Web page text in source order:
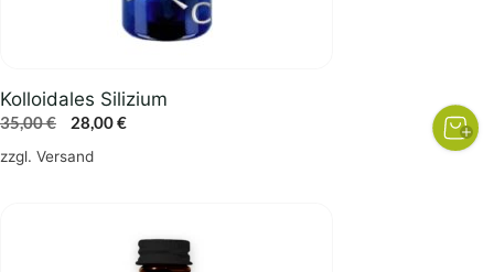
Kolloidales Silizium
35,00€
Ursprünglicher
Preis
28,00€Aktueller
zzgl. Versand